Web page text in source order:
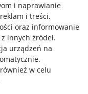
i naprawianie
i treści.
oraz informowanie
innych źródeł.
urządzeń na
.
w celu